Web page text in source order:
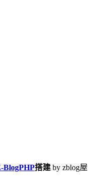
BlogPHP搭建 by zblog屋